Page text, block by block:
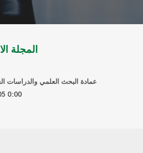
المجلة
عمادة البحث العلمي والدراسات
0:00